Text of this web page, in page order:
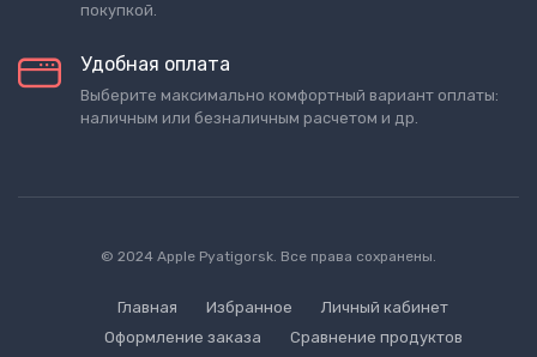
покупкой.
Удобная оплата
Выберите максимально комфортный вариант оплаты:
наличным или безналичным расчетом и др.
© 2024 Apple Pyatigorsk. Все права сохранены.
Главная Избранное
Личный кабинет
Оформление заказа
Сравнение продуктов